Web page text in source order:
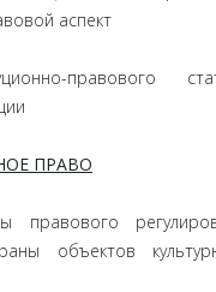
аспект
правового
ПРАВО
правового
объектов